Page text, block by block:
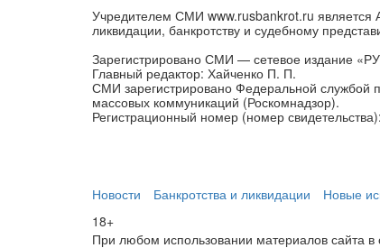
Учредителем СМИ www.rusbankrot.ru является
ликвидации, банкротству и судебному
Зарегистрировано СМИ — сетевое издание
Главный редактор: Хайченко П. П.
СМИ зарегистрировано Федеральной службой
массовых коммуникаций (Роскомнадзор).
Регистрационный номер (номер
Новости Банкротства и ликвидации Новые
18+
При любом использовании материалов сайта в